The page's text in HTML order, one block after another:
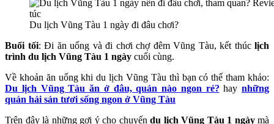
Du lịch Vũng Tàu 1 ngày đi đâu chơi?
Buổi tối: Đi ăn uống và đi chơi chợ đêm Vũng Tàu, kết thúc lịch
trình du lịch Vũng Tàu 1 ngày cuối cùng.
Về khoản ăn uống khi du lịch Vũng Tàu thì bạn có thể tham khảo:
Du lịch Vũng Tàu ăn ở đâu, quán nào ngon rẻ? hay những
quán hải sản tươi sống ngon ở Vũng Tàu
Trên đây là những gợi ý cho chuyến du lịch Vũng Tàu 1 ngàymà